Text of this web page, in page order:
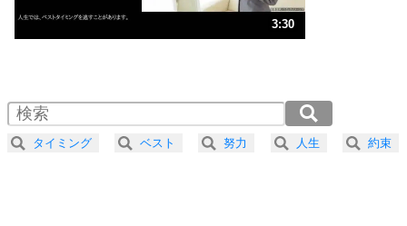
ストレス対策
人生、なんとかなるもの。
気楽に生きる30の方法
4 器の大きい人は、怒りを優しさで表現する。
3:30
2.0倍速 （412KB 1分45秒）
2.5倍速 （330KB 1分24秒）
3.0倍速 （275KB 1分10秒）
タイミング ベスト 努力 人生 約束